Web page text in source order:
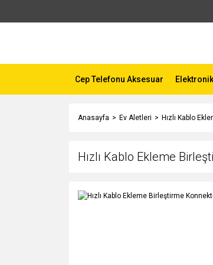
Cep Telefonu Aksesuar Elektronik
Anasayfa Ev Aletleri Hızlı Kablo
Hızlı Kablo Ekleme